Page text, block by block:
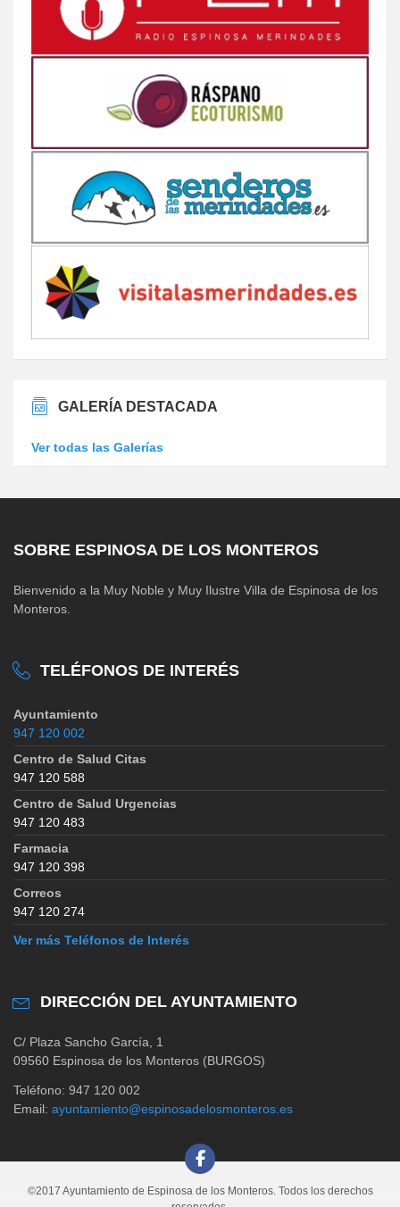
GALERÍA DESTACADA
Ver todas las Galerías
SOBRE ESPINOSA DE LOS MONTEROS
Bienvenido a la Muy Noble y Muy Ilustre Villa de Espinosa de los
Monteros.
TELÉFONOS DE INTERÉS
Ayuntamiento
947 120 002
Centro de Salud Citas
947 120 588
Centro de Salud Urgencias
947 120 483
Farmacia
947 120 398
Correos
947 120 274
Ver más Teléfonos de Interés
DIRECCIÓN DEL AYUNTAMIENTO
C/ Plaza Sancho García, 1
09560 Espinosa de los Monteros (BURGOS)
Teléfono: 947 120 002
Email: ayuntamiento@espinosadelosmonteros.es
©2017 Ayuntamiento de Espinosa de los Monteros. Todos los derechos